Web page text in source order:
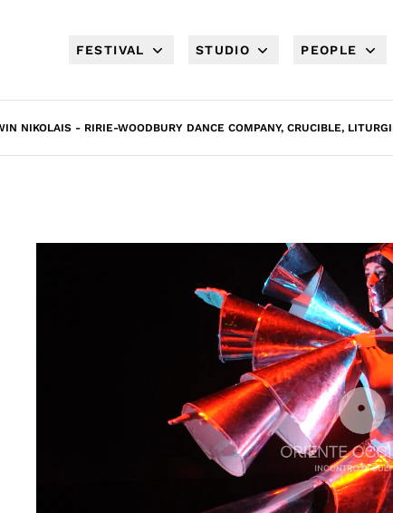
FESTIVAL STUDIO PEOPLE
NIKOLAIS - RIRIE-WOODBURY DANCE COMPANY, CRUCIBLE,